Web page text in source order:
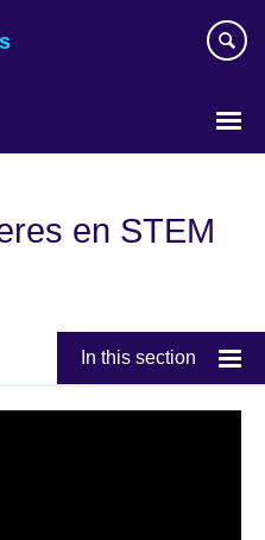
en STEM
In this section